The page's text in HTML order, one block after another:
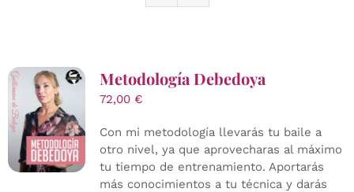
Metodología Debedoya
72,00 €
Con mi metodología llevarás tu baile a
otro nivel, ya que aprovecharas al máximo
tu tiempo de entrenamiento. Aportarás
más conocimientos a tu técnica y darás